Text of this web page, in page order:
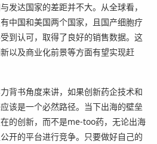
发达国家的差距并不大。从全球看，
中国和美国两个国家，且国产细胞疗
到认可，取得了良好的销售数据。这
以及商业化前景等方面有望实现赶
背书角度来讲，如果创新药企技术和
该是一个必然路径。当下出海的壁垒
的创新，而不是me-too药，无论出海
开的平台进行竞争。只要做好自己的